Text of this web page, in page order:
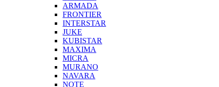
ARMADA
FRONTIER
INTERSTAR
JUKE
KUBISTAR
MAXIMA
MICRA
MURANO
NAVARA
NOTE